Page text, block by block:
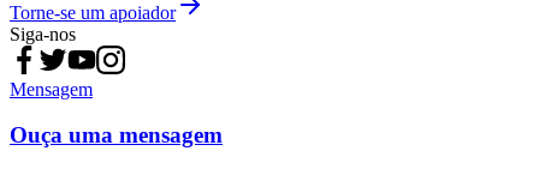
Torne-se um apoiador
Siga-nos
Mensagem
Ouça uma mensagem